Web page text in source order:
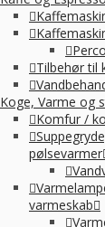
Tilbehør til
Koge, Varme og
Komfur /
pølsevarmer
varmeskab